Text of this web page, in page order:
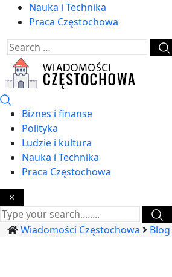
Nauka i Technika
Praca Częstochowa
Biznes i finanse
Polityka
Ludzie i kultura
Nauka i Technika
Praca Częstochowa
×
Wiadomości Częstochowa Blog